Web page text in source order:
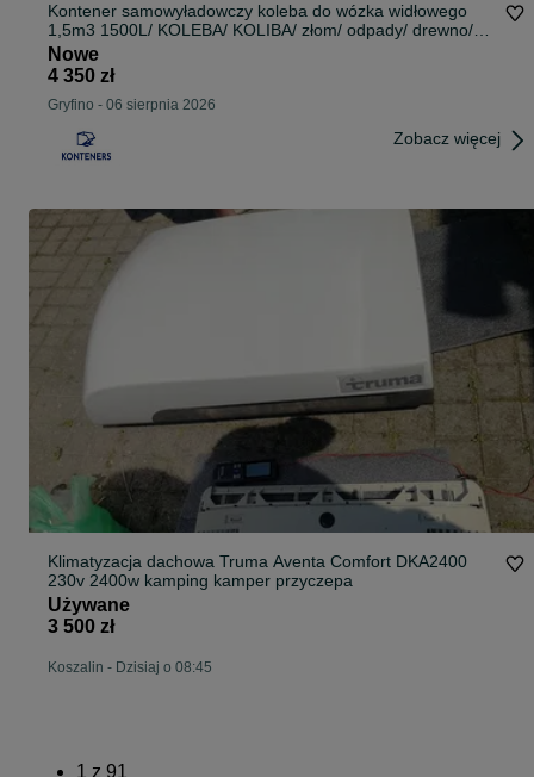
Kontener samowyładowczy koleba do wózka widłowego
1,5m3 1500L/ KOLEBA/ KOLIBA/ złom/ odpady/ drewno/
kontener na trociny/ mulda
Nowe
4 350 zł
Gryfino - 06 sierpnia 2026
Zobacz więcej
Klimatyzacja dachowa Truma Aventa Comfort DKA2400
230v 2400w kamping kamper przyczepa
Używane
3 500 zł
Koszalin - Dzisiaj o 08:45
1 z 91